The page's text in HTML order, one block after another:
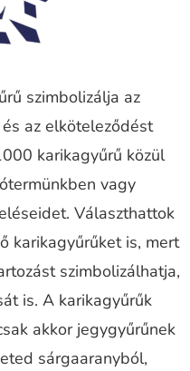
szimbolizálja az
az elköteleződést
karikagyűrű közül
vagy
Választhattok
karikagyűrűket is, mert
szimbolizálhatja,
is. A karikagyűrűk
akkor jegygyűrűnek
sárgaaranyból,